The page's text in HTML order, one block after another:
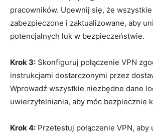
pracowników. Upewnij się, że
⁤zabezpieczone i zaktualizowane, aby
potencjalnych luk w bezpieczeństwie.
Krok 3: Skonfiguruj połączenie VPN⁤
instrukcjami dostarczonymi przez
‍Wprowadź wszystkie niezbędne⁤ dane
uwierzytelniania, aby móc bezpiecznie
Krok 4: Przetestuj połączenie VPN, aby